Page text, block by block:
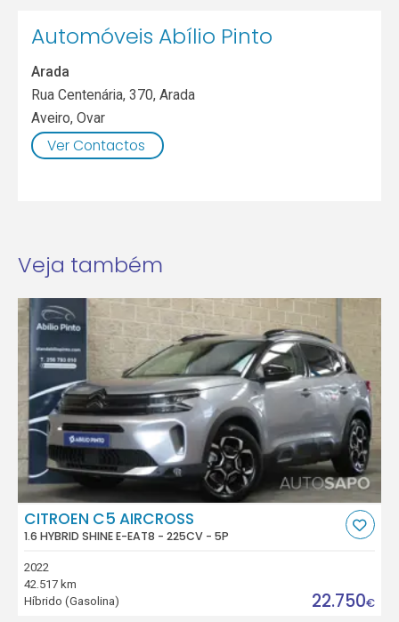
Automóveis Abílio Pinto
Arada
Rua Centenária, 370, Arada
Aveiro,Ovar
Ver Contactos
Veja também
CITROEN C5 AIRCROSS
1.6 HYBRID SHINE E-EAT8 - 225CV - 5P
2022
42.517 km
Híbrido (Gasolina)
22.750€